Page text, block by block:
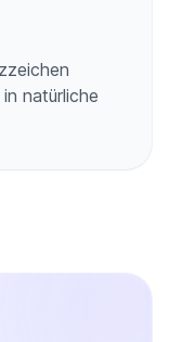
natürliche